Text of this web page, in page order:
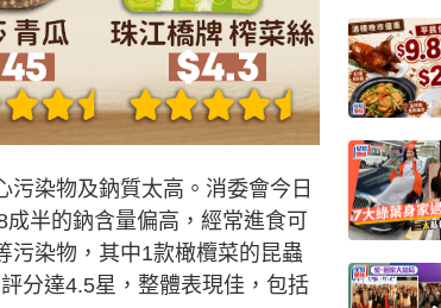
染物及鈉質太高。消委會今日
半的鈉含量偏高，經常進食可
污染物，其中1款橄欖菜的昆蟲
分達4.5星，整體表現佳，包括